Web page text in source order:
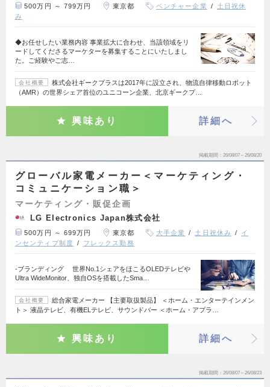
500万円 ～ 799万円 東京都 ベンチャー企業
土日祝休
み
◆お任せしたい業務内容 事業拡大に合わせ、当該領域をリ
ードしてくださるマーケターを募集することにいたしまし
た。ご経験やご志…
会社概要
株式会社ギークプラスは2017年に設立され、物流自律移動ロボット
（AMR）の世界シェア首位のユニコーン企業、北京ギークプ…
興味あり 詳細へ
掲載期間 26/08/07～26/08/20
グローバル家電メーカー＜マーケティング・
コミュニケーション職＞
マーケティング・販促企画
LG Electronics Japan株式会社
500万円 ～ 699万円 東京都 大手企業 土日祝休み
イ
ンセンティブ制度
フレックス勤務
-ブランディング 世界No.1シェアをほこるOLEDテレビや
Ultra WideMonitor、独自OSを搭載したSma…
会社概要
総合家電メーカー 【主要取扱製品】 ＜ホーム・エンターテインメン
ト＞ 液晶テレビ、有機ELテレビ、サウンドバー ＜ホーム・アプラ…
興味あり 詳細へ
掲載期間 26/08/07～26/08/23